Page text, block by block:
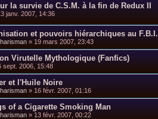
la survie de C.S.M. à la fin de Redux II
janv. 2007, 14:36
et pouvoirs hiérarchiques au F.B.I.
» 19 mars 2007, 23:43
Virutelle Mythologique (Fanfics)
sept. 2006, 15:48
et l'Huile Noire
» 16 févr. 2007, 01:16
of a Cigarette Smoking Man
» 13 févr. 2007, 00:22